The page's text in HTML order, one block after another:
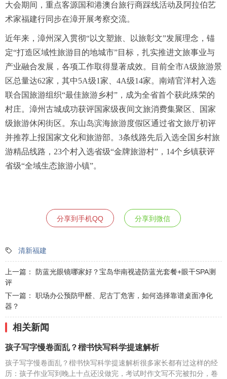
大会期间，重点客源国和港澳台旅行商踩线活动及阿拉伯艺
术家福建行同步在漳开展考察交流。
近年来，漳州深入贯彻“以文塑旅、以旅彰文”发展理念，锚
定“打造区域性旅游目的地城市”目标，扎实推进文旅事业与
产业融合发展，各项工作取得显著成效。目前全市A级旅游景
区总量达62家，其中5A级1家、4A级14家。南靖官洋村入选
联合国旅游组织“最佳旅游乡村”，成为全省首个获此殊荣的
村庄。漳州古城成功获评国家级夜间文旅消费集聚区、国家
级旅游休闲街区。东山岛滨海旅游度假区通过省文旅厅初评
并推荐上报国家文化和旅游部。3条线路先后入选全国乡村旅
游精品线路，23个村入选省级“金牌旅游村”，14个乡镇获评
省级“全域生态旅游小镇”。
分享到手机QQ 分享到微信
清新福建
上一篇： 防蓝光眼镜哪家好？宝岛华南视迹防蓝光套餐+眼干SPA测
评
下一篇： 职场办公预防甲醛、尼古丁危害，如何选择靠谱桌面净化
器？
相关新闻
孩子写字慢卷面乱？楷书快写科学提速解析
孩子写字慢卷面乱？楷书快写科学提速解析很多家长都有过这样的经
历：孩子作业写到晚上十点还没做完，考试时作文写不完被扣分，卷